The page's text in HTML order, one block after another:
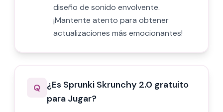
diseño de sonido envolvente.
¡Mantente atento para obtener
actualizaciones más emocionantes!
Q ¿Es Sprunki Skrunchy 2.0 gratuito
para Jugar?